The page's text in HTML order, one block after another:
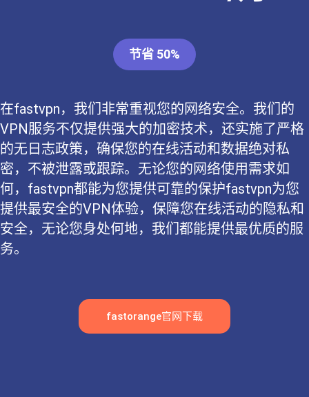
节省 50%
在fastvpn，我们非常重视您的网络安全。我们的
VPN服务不仅提供强大的加密技术，还实施了严格
的无日志政策，确保您的在线活动和数据绝对私
密，不被泄露或跟踪。无论您的网络使用需求如
何，fastvpn都能为您提供可靠的保护fastvpn为您
提供最安全的VPN体验，保障您在线活动的隐私和
安全，无论您身处何地，我们都能提供最优质的服
务。
fastorange官网下载